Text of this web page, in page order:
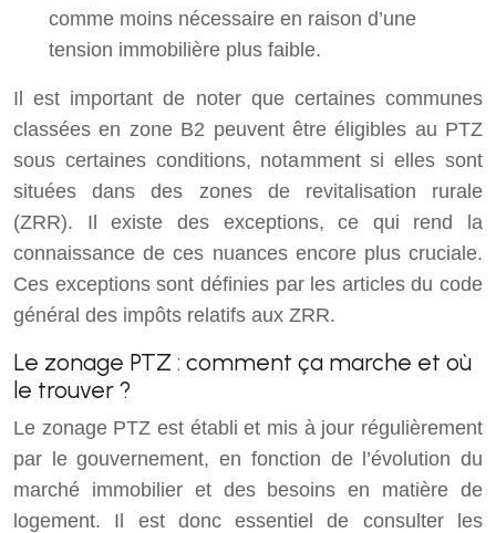
comme moins nécessaire en raison d’une
tension immobilière plus faible.
Il est important de noter que certaines communes
classées en zone B2 peuvent être éligibles au PTZ
sous certaines conditions, notamment si elles sont
situées dans des zones de revitalisation rurale
(ZRR). Il existe des exceptions, ce qui rend la
connaissance de ces nuances encore plus cruciale.
Ces exceptions sont définies par les articles du code
général des impôts relatifs aux ZRR.
Le zonage PTZ : comment ça marche et où
le trouver ?
Le zonage PTZ est établi et mis à jour régulièrement
par le gouvernement, en fonction de l’évolution du
marché immobilier et des besoins en matière de
logement. Il est donc essentiel de consulter les